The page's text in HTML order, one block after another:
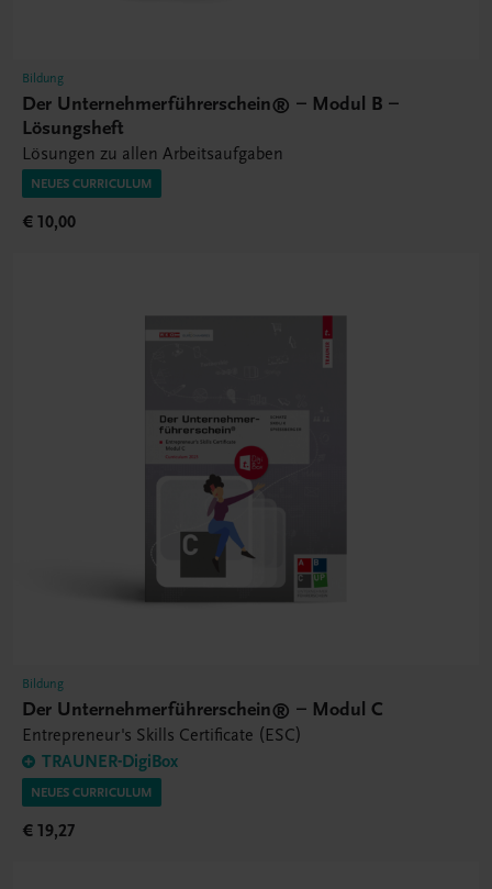
Bildung
Der Unternehmerführerschein® – Modul B –
Lösungsheft
Lösungen zu allen Arbeitsaufgaben
NEUES CURRICULUM
€ 10,00
Bildung
Der Unternehmerführerschein® – Modul C
Entrepreneur's Skills Certificate (ESC)
TRAUNER-DigiBox
NEUES CURRICULUM
€ 19,27